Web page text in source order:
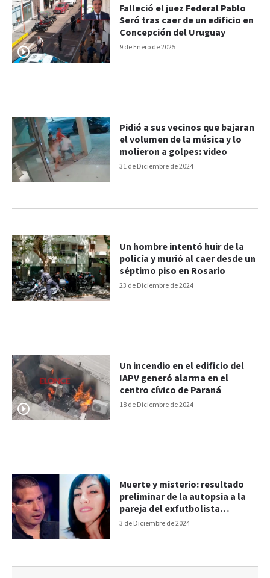
9 de Enero de 2025
Falleció el juez Federal Pablo
Seró tras caer de un edificio en
Concepción del Uruguay
31 de Diciembre de 2024
Pidió a sus vecinos que bajaran
el volumen de la música y lo
molieron a golpes: video
23 de Diciembre de 2024
Un hombre intentó huir de la
policía y murió al caer desde un
séptimo piso en Rosario
18 de Diciembre de 2024
Un incendio en el edificio del
IAPV generó alarma en el
centro cívico de Paraná
3 de Diciembre de 2024
Muerte y misterio: resultado
preliminar de la autopsia a la
pareja del exfutbolista
Fernando Cáceres